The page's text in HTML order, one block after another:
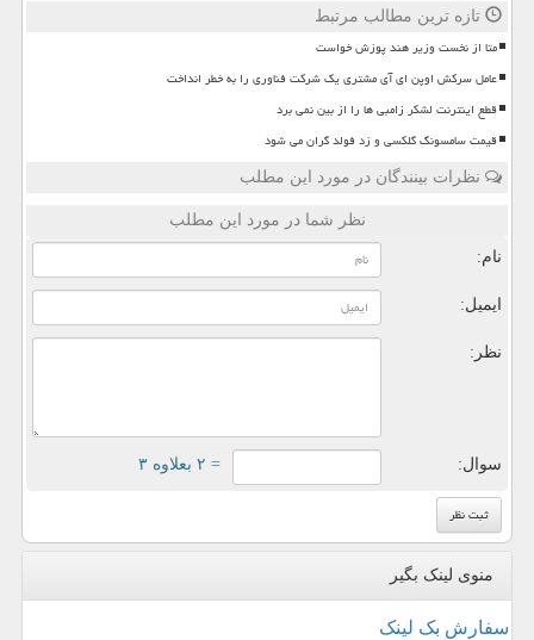
تازه ترین مطالب مرتبط
متا از نخست وزیر هند پوزش خواست
عامل سرکش اوپن ای آی مشتری یک شرکت فناوری را به خطر انداخت
قطع اینترنت لشکر زامبی ها را از بین نمی برد
قیمت سامسونگ گلکسی و زد فولد گران می شود
نظرات بینندگان در مورد این مطلب
نظر شما در مورد این مطلب
نام:
ایمیل:
نظر:
سوال: = ۲ بعلاوه ۳
منوی لینک بگیر
سفارش بک لینک